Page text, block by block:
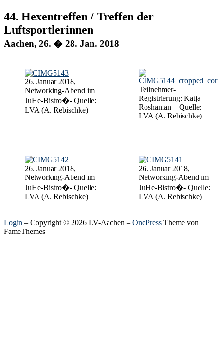
44. Hexentreffen / Treffen der
Luftsportlerinnen
Aachen, 26. � 28. Jan. 2018
26. Januar 2018,
Networking-Abend im
JuHe-Bistro�- Quelle:
LVA (A. Rebischke)
Teilnehmer-
Registrierung: Katja
Roshanian – Quelle:
LVA (A. Rebischke)
26. Januar 2018,
Networking-Abend im
JuHe-Bistro�- Quelle:
LVA (A. Rebischke)
26. Januar 2018,
Networking-Abend im
JuHe-Bistro�- Quelle:
LVA (A. Rebischke)
Login – Copyright © 2026 LV-Aachen – OnePress Theme von
FameThemes